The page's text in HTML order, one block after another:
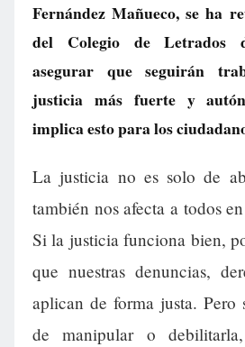
Fernández Mañueco, se ha
del Colegio de Letrados
asegurar que seguirán
justicia más fuerte y
implica esto para los
La justicia no es solo de
también nos afecta a todos
Si la justicia funciona bien,
que nuestras denuncias,
aplican de forma justa. Pero
de manipular o